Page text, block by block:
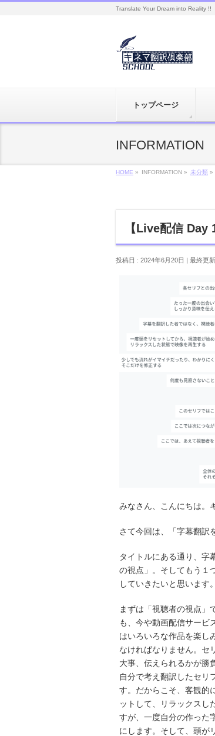
Translate Your Dream into Reality !!
トップページ
INFORMATION
HOME » INFORMATION » 未分類 »
【Live配信 Day
投稿日 : 2024年6月20日 最終更
みなさん、こんにちは。
さて今回は、「字幕翻訳
タイトルにある通り、字
の視点」。そしてもう１
していきたいと思います。
まずは「視聴者の視点」
も、今や動画配信サービ
はいろいろな作品を楽し
なければなりません。セ
大事、伝えられるかが勝
自分で考え翻訳したセリ
す。だからこそ、客観的
ットして、リラックスし
すが、一度自分の作った
にします。そして、頭が